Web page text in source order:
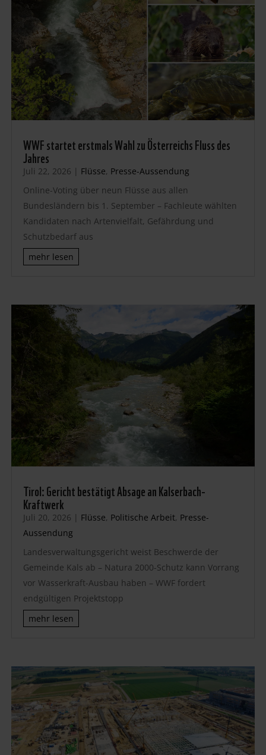
WWF startet erstmals Wahl zu Österreichs Fluss des
Jahres
Juli 22, 2026 | Flüsse, Presse-Aussendung
Online-Voting über neun Flüsse aus allen
Bundesländern bis 1. September – Fachleute wählten
Kandidaten nach Artenvielfalt, Gefährdung und
Schutzbedarf aus
mehr lesen
Tirol: Gericht bestätigt Absage an Kalserbach-
Kraftwerk
Juli 20, 2026 | Flüsse, Politische Arbeit, Presse-
Aussendung
Landesverwaltungsgericht weist Beschwerde der
Gemeinde Kals ab – Natura 2000-Schutz kann Vorrang
vor Wasserkraft-Ausbau haben – WWF fordert
endgültigen Projektstopp
mehr lesen